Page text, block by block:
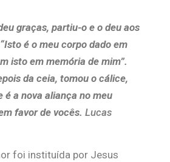
graças, partiu-o e o deu aos
é o meu corpo dado em
isto em memória de mim”.
da ceia, tomou o cálice,
é a nova aliança no meu
favor de vocês. Lucas
foi instituída por Jesus